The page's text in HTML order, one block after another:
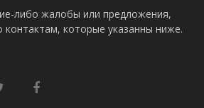
либо жалобы или предложения,
которые указанны ниже.